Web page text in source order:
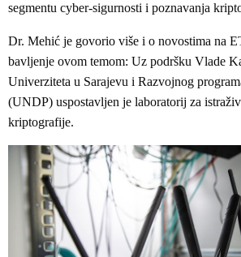
segmentu cyber-sigurnosti i poznavanja
Dr. Mehić je govorio više i o novostima na
bavljenje ovom temom: Uz podršku Vlade
Univerziteta u Sarajevu i Razvojnog
(UNDP) uspostavljen je laboratorij za
kriptografije.